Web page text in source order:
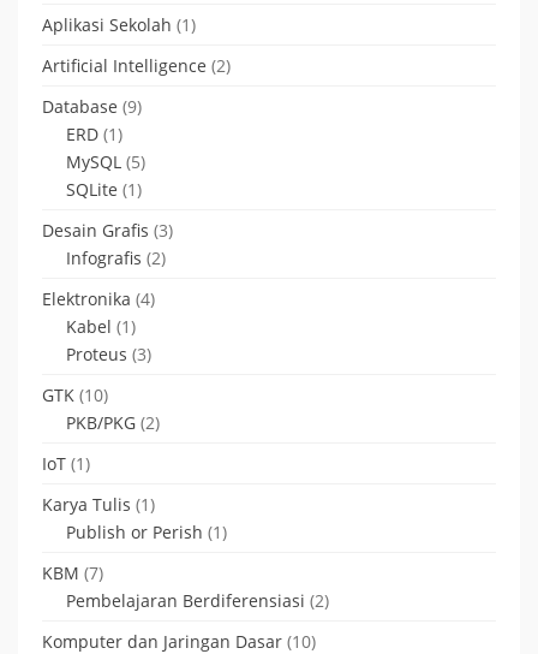
Aplikasi Sekolah (1)
Artificial Intelligence (2)
Database (9)
ERD (1)
MySQL (5)
SQLite (1)
Desain Grafis (3)
Infografis (2)
Elektronika (4)
Kabel (1)
Proteus (3)
GTK (10)
PKB/PKG (2)
IoT (1)
Karya Tulis (1)
Publish or Perish (1)
KBM (7)
Pembelajaran Berdiferensiasi (2)
Komputer dan Jaringan Dasar (10)